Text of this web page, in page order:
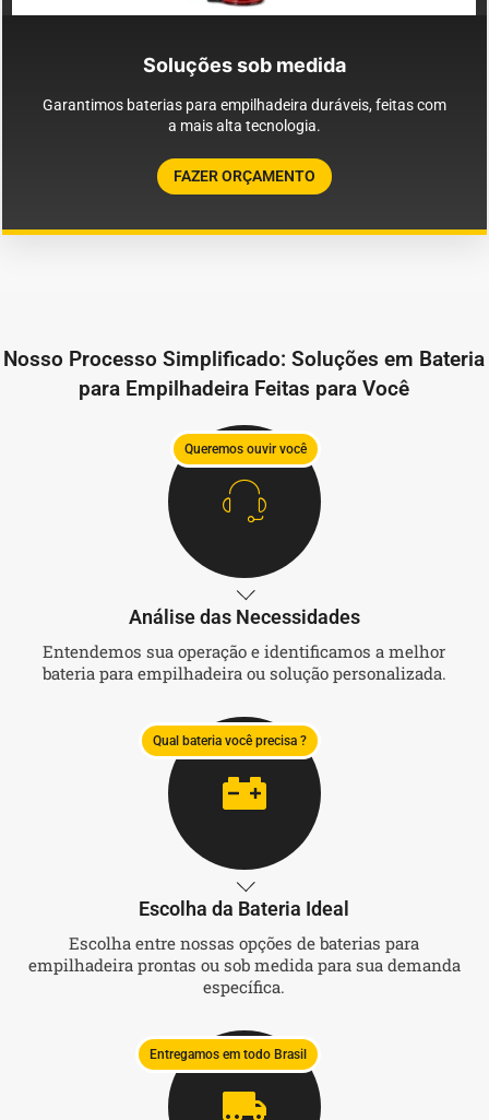
Soluções sob medida
Garantimos baterias para empilhadeira duráveis, feitas com
a mais alta tecnologia.
FAZER ORÇAMENTO
Nosso Processo Simplificado: Soluções em Bateria
para Empilhadeira Feitas para Você
Queremos ouvir você
Análise das Necessidades
Entendemos sua operação e identificamos a melhor
bateria para empilhadeira ou solução personalizada.
Qual bateria você precisa ?
Escolha da Bateria Ideal
Escolha entre nossas opções de baterias para
empilhadeira prontas ou sob medida para sua demanda
específica.
Entregamos em todo Brasil